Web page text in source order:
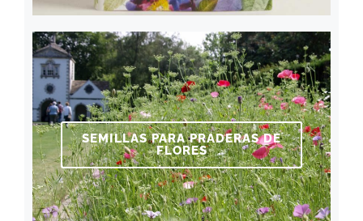
SEMILLAS PARA PRADERAS DE
FLORES